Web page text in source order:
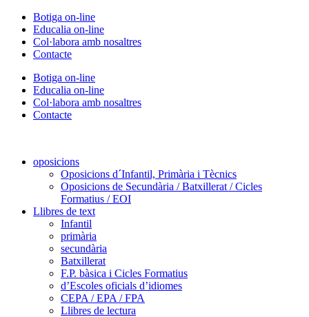
contingut
Botiga on-line
Educalia on-line
Col·labora amb nosaltres
Contacte
Botiga on-line
Educalia on-line
Col·labora amb nosaltres
Contacte
oposicions
Oposicions d´Infantil, Primària i Tècnics
Oposicions de Secundària / Batxillerat / Cicles
Formatius / EOI
Llibres de text
Infantil
primària
secundària
Batxillerat
F.P. bàsica i Cicles Formatius
d’Escoles oficials d’idiomes
CEPA / EPA / FPA
Llibres de lectura